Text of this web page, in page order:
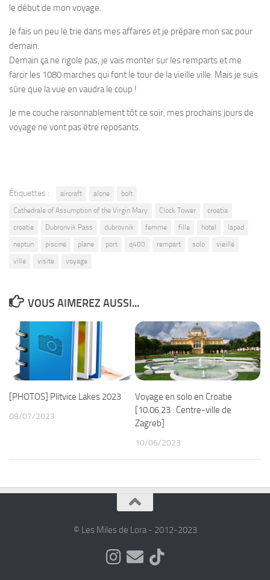
le début de mon voyage.
Je fais un peu le trie dans mes affaires et je prépare mon sac pour
demain.
Demain ça ne rigole pas, je vais monter sur les remparts et me
farcir les 1080 marches qui font le tour de la vieille ville. Mais je suis
sûre que la vue en vaudra le coup !
Je me couche raisonnablement tôt ce soir, mes prochains jours de
voyage ne vont pas être reposants.
Étiquettes : aircraft alone
bolt
Cathedrale of Assumption of the Virgin Mary
Clock Tower
croatia
croatie
Dubronvik Pass dubrovnik femme fille hotel
lapad
neptun
piscine plane port q400 rempart solo
vieille
ville
visite voyage
VOUS AIMEREZ AUSSI...
[PHOTOS] Plitvice Lakes 2023
08/07/2023
Voyage en solo en Croatie
[10.06.23 : Centre-ville de
Zagreb]
10/06/2023
© Les Miles de Lora - 2012-2023